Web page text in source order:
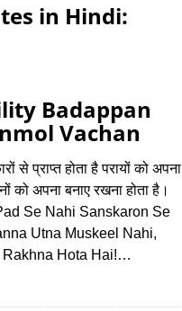
in Hindi:
Badappan
Vachan
से प्राप्‍त होता है परायों को अपना
को अपना बनाए रखना होता है।
Se Nahi Sanskaron Se
Utna Muskeel Nahi,
Rakhna Hota Hai!…